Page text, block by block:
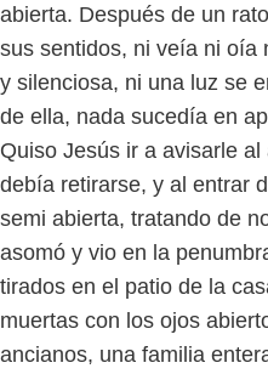
abierta. Después de un
sus sentidos, ni veía ni oía
y silenciosa, ni una luz se
de ella, nada sucedía en
Quiso Jesús ir a avisarle
debía retirarse, y al entrar
semi abierta, tratando de
asomó y vio en la
tirados en el patio de la
muertas con los ojos
ancianos, una familia